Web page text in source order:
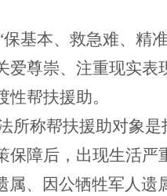
保基本、救急难、精
爱尊崇、注重现实
帮扶援助。
所称帮扶援助对象
保障后，出现生活严
属、因公牺牲军人